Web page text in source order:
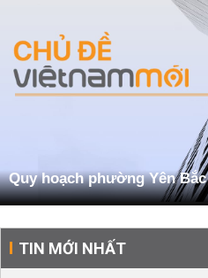
Quy hoạch phường Yên Bắc
TIN MỚI NHẤT